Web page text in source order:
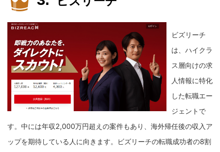
ビズリーチ
は、ハイクラ
ス層向けの求
人情報に特化
した転職エー
ジェントで
す。 中には年収2,000万円超えの案件もあり、海外帰任後の収入ア
ップを期待している人に向きます。
ビズリーチの転職成功者の8割